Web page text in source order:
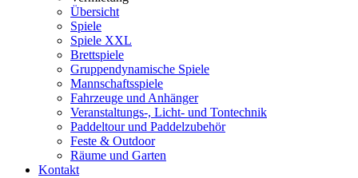
Übersicht
Spiele
Spiele XXL
Brettspiele
Gruppendynamische Spiele
Mannschaftsspiele
Fahrzeuge und Anhänger
Veranstaltungs-, Licht- und Tontechnik
Paddeltour und Paddelzubehör
Feste & Outdoor
Räume und Garten
Kontakt